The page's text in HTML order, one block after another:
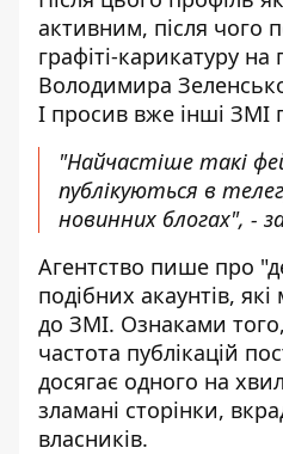
активним, після чого
графіті-карикатуру
Володимира
І просив вже інші ЗМІ
"Найчастіше такі
публікуються в
новинних блогах", -
Агентство пише про
подібних акаунтів,
до ЗМІ. Ознаками
частота публікацій
досягає одного на
зламані сторінки,
власників.